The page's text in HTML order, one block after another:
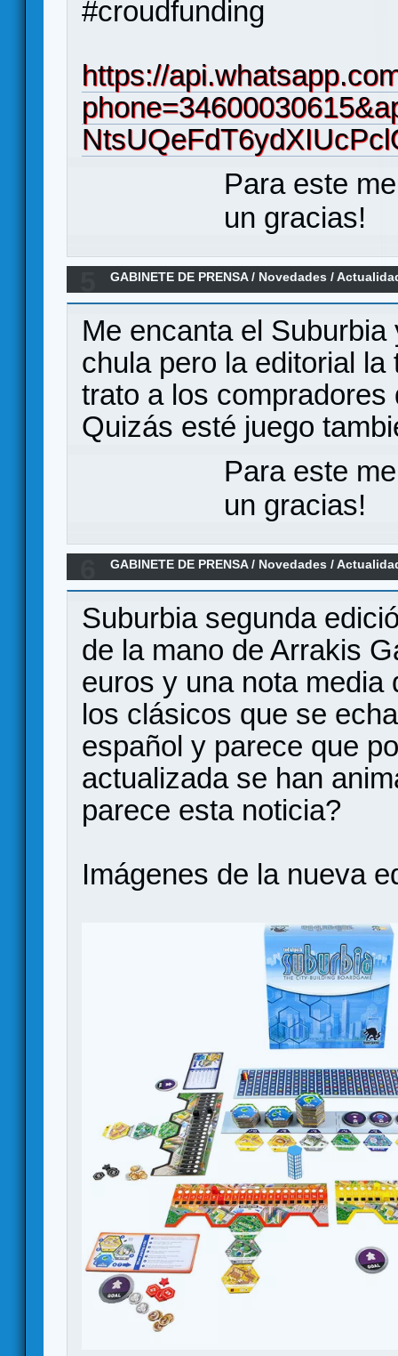
#croudfunding
https://
Para este
un gracias!
GABINETE DE PRENSA/ Novedades /
Me encanta el
chula pero la editorial
trato a los
Quizás esté juego
Para este
un gracias!
GABINETE DE PRENSA/ Novedades /
Suburbia segunda
de la mano de Arrakis
euros y una nota media
los clásicos que se
español y parece que
actualizada se han
parece esta noticia?
Imágenes de la nueva